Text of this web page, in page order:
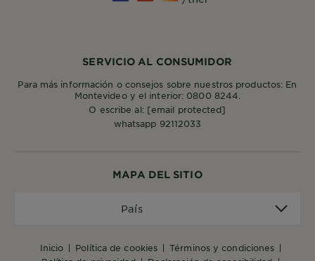
MAPA DEL SITIO
inicio política de cookies
términos y condiciones
País
SERVICIO AL CONSUMIDOR
Para más información o consejos sobre nuestros productos: En
Montevideo y el interior: 0800 8244.
O escribe al: [email protected]
whatsapp 92112033